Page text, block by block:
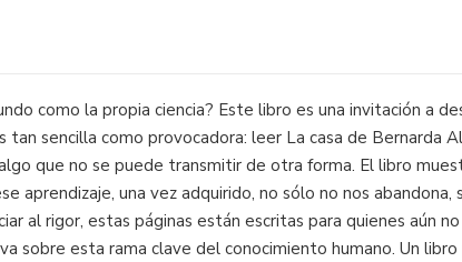
como la propia ciencia? Este libro es una invitación a
sencilla como provocadora: leer La casa de Bernarda
que no se puede transmitir de otra forma. El libro
aprendizaje, una vez adquirido, no sólo no nos abandona,
al rigor, estas páginas están escritas para quienes aún
sobre esta rama clave del conocimiento humano. Un